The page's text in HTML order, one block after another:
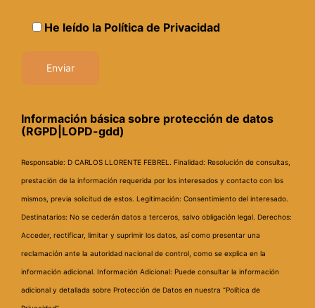
He leído la Política de Privacidad
Información básica sobre protección de datos
(RGPD|LOPD-gdd)
Responsable: D CARLOS LLORENTE FEBREL. Finalidad: Resolución de consultas,
prestación de la información requerida por los interesados y contacto con los
mismos, previa solicitud de estos. Legitimación: Consentimiento del interesado.
Destinatarios: No se cederán datos a terceros, salvo obligación legal. Derechos:
Acceder, rectificar, limitar y suprimir los datos, así como presentar una
reclamación ante la autoridad nacional de control, como se explica en la
información adicional. Información Adicional: Puede consultar la información
adicional y detallada sobre Protección de Datos en nuestra “Política de